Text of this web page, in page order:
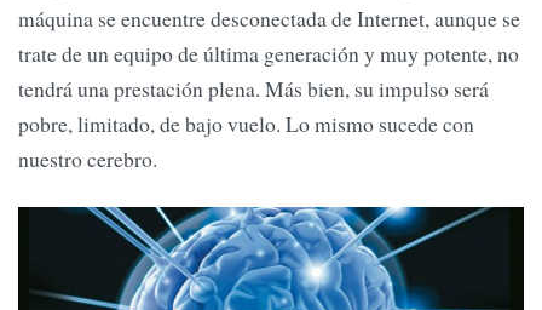
máquina se encuentre desconectada de Internet, aunque se
trate de un equipo de última generación y muy potente, no
tendrá una prestación plena. Más bien, su impulso será
pobre, limitado, de bajo vuelo. Lo mismo sucede con
nuestro cerebro.